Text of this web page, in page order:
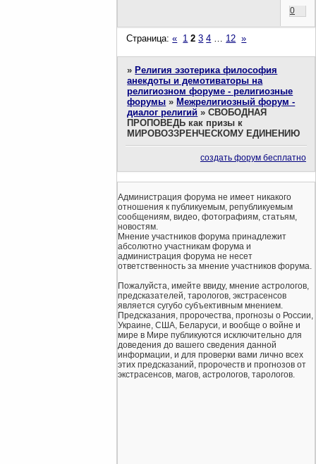
0
Страница:« 1 2 3 4 12 »
» Религия эзотерика философия
анекдоты и демотиваторы на
религиозном форуме - религиозные
форумы » Межрелигиозный форум -
диалог религий »СВОБОДНАЯ
ПРОПОВЕДЬ как призы к
МИРОВОЗЗРЕНЧЕСКОМУ ЕДИНЕНИЮ
создать форум бесплатно
Администрация форума не имеет никакого
отношения к публикуемым, републикуемым
сообщениям, видео, фотографиям, статьям,
новостям.
Мнение участников форума принадлежит
абсолютно участникам форума и
администрация форума не несет
ответственность за мнение участников форума.
Пожалуйста, имейте ввиду, мнение астрологов,
предсказателей, тарологов, экстрасенсов
является сугубо субъективным мнением.
Предсказания, пророчества, прогнозы о России,
Украине, США, Беларуси, и вообще о войне и
мире в Мире публикуются исключительно для
доведения до вашего сведения данной
информации, и для проверки вами лично всех
этих предсказаний, пророчеств и прогнозов от
экстрасенсов, магов, астрологов, тарологов.